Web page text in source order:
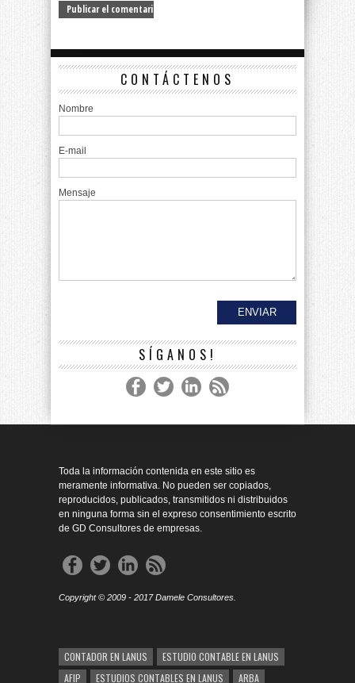
CONTÁCTENOS
Nombre
E-mail
Mensaje
SÍGANOS!
Toda la información contenida en este sitio es
meramente informativa. No pueden ser copiados,
reproducidos, publicados, transmitidos ni distribuidos
en ninguna forma sin el expreso consentimiento escrito
de GD Consultores de empresas.
Copyright © 2009 - 2017 Damele Consultores.
CONTADOR EN LANUS
ESTUDIO CONTABLE EN LANUS
AFIP
ESTUDIOS CONTABLES EN LANUS ARBA